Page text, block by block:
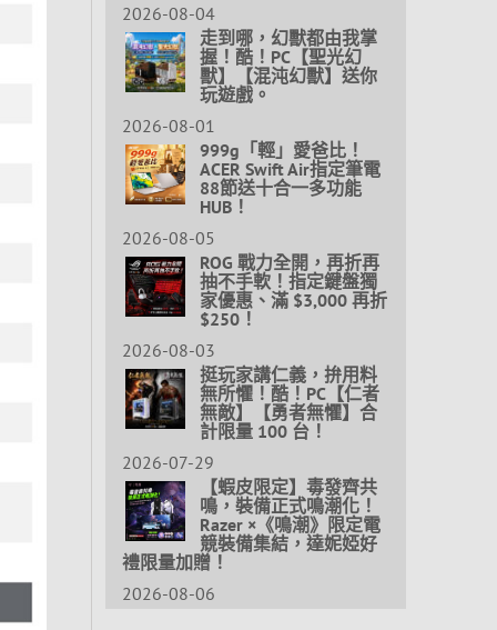
2026-08-04
走到哪，幻獸都由我掌
握！酷！PC【聖光幻
獸】【混沌幻獸】送你
玩遊戲。
2026-08-01
999g「輕」愛爸比！
ACER Swift Air指定筆電
88節送十合一多功能
HUB！
2026-08-05
ROG 戰力全開，再折再
抽不手軟！指定鍵盤獨
家優惠、滿 $3,000 再折
$250！
2026-08-03
挺玩家講仁義，拚用料
無所懼！酷！PC【仁者
無敵】【勇者無懼】合
計限量 100 台！
2026-07-29
【蝦皮限定】毒發齊共
鳴，裝備正式鳴潮化！
Razer ×《鳴潮》限定電
競裝備集結，達妮婭好
禮限量加贈！
2026-08-06